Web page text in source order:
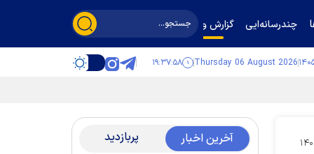
چندرسانه‌ایی گزارش و گفت‌وگو
Thursday 06 August 2026 ۱۹:۳۷:۵۹
۱۲ آخرین اخبار پربازدید